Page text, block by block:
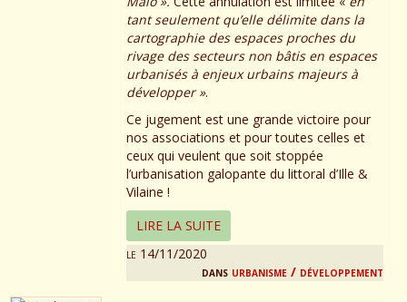
le 14/11/2020
dans urbanisme / développement
tant seulement qu’elle délimite dans la
cartographie des espaces proches du
rivage des secteurs non bâtis en espaces
urbanisés à enjeux urbains majeurs à
développer ».
Ce jugement est une grande victoire pour
nos associations et pour toutes celles et
ceux qui veulent que soit stoppée
l’urbanisation galopante du littoral d’Ille &
Vilaine !
LIRE LA SUITE